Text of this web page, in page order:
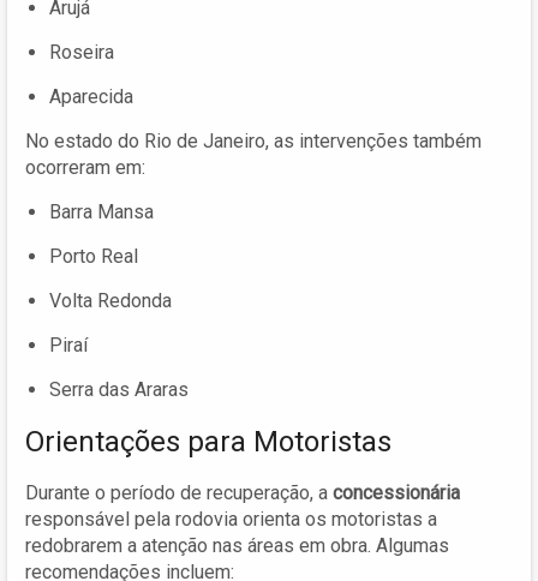
Arujá
Roseira
Aparecida
No estado do Rio de Janeiro, as intervenções também
ocorreram em:
Barra Mansa
Porto Real
Volta Redonda
Piraí
Serra das Araras
Orientações para Motoristas
Durante o período de recuperação, a concessionária
responsável pela rodovia orienta os motoristas a
redobrarem a atenção nas áreas em obra. Algumas
recomendações incluem: